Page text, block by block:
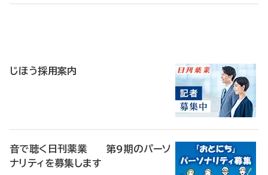
じほう採用案内
音で聴く日刊薬業 第9期のパーソ
ナリティを募集します